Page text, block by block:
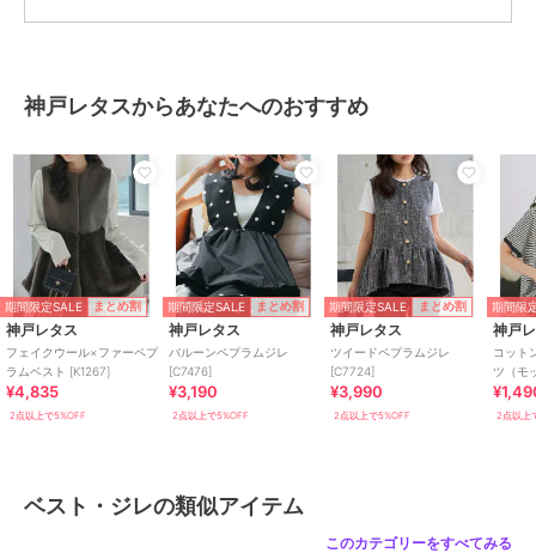
特徴
トップス
ル/ノースリーブ/
ライフスタ
イル/セレモニー・入学式・卒業
式/チュニック丈（トップス）
ベスト・ジレ
ポリエステル素材/ 無地/フリ
ル/ノースリーブ/
ライフスタ
イル/ セレモニー・入学式・卒業
式/チュニック丈（トップス）
原産国 中国
神戸レタスからあなたへのおすすめ
期間限定SALE まとめ割
神戸レタス
フェイクウール×ファーペプ
ラムベスト [K1267]
¥4,835
2点以上で5%OFF
期間限定SALE まとめ割
神戸レタス
バルーンペプラムジレ
[C7476]
¥3,190
2点以上で5%OFF
期間限定SALE まとめ割
神戸レタス
ツイードペプラムジレ
[C7724]
¥3,990
2点以上で5%OFF
期間限
神戸
コット
ツ（モ
ック）
2点以上
ベスト・ジレの類似アイテム
このカテゴリーをすべてみる